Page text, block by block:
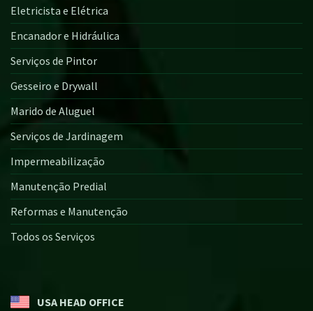
Eletricista e Elétrica
Encanador e Hidráulica
Serviços de Pintor
Gesseiro e Drywall
Marido de Aluguel
Serviços de Jardinagem
Impermeabilização
Manutenção Predial
Reformas e Manutenção
Todos os Serviços
USA HEAD OFFICE